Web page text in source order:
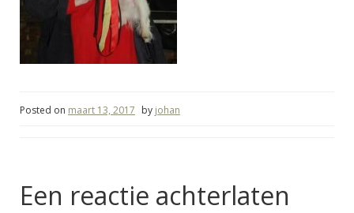
Posted on maart 13, 2017 by johan
Een reactie achterlaten